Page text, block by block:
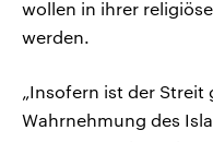
wollen in ihrer
werden.
„Insofern ist der Streit
Wahrnehmung des